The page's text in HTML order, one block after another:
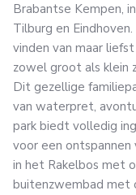
Brabantse Kempen,
Tilburg en
vinden van maar
zowel groot als klein
Dit gezellige
van waterpret,
park biedt volledig
voor een ontspannen
in het Rakelbos met
buitenzwembad met